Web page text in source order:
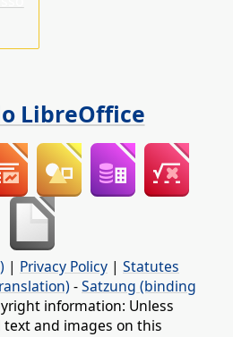
LibreOffice
| Privacy Policy | Statutes
-Satzung (binding
information: Unless
and images on this